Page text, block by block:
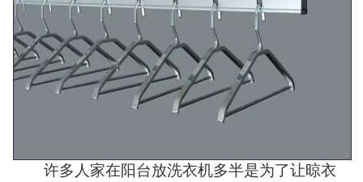
许多人家在阳台放洗衣机多半是为了让晾衣